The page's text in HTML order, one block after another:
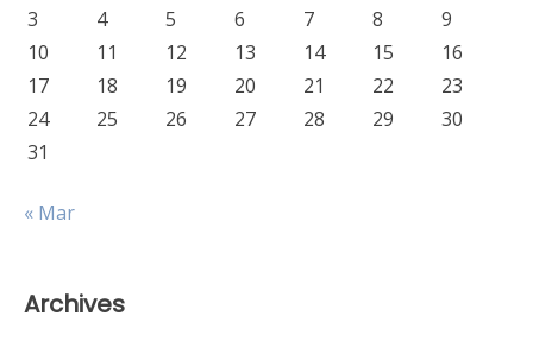
3
4 5 6 7 8
9
10
11 12 13 14 15
16
17
18 19 20 21 22
23
24
25 26 27 28 29
30
31
« Mar
Archives